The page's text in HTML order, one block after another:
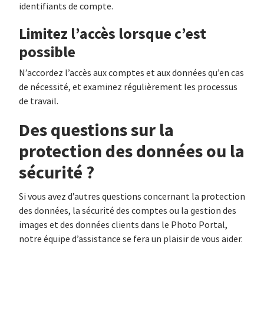
identifiants de compte.
Limitez l’accès lorsque c’est
possible
N’accordez l’accès aux comptes et aux données qu’en cas
de nécessité, et examinez régulièrement les processus
de travail.
Des questions sur la
protection des données ou la
sécurité ?
Si vous avez d’autres questions concernant la protection
des données, la sécurité des comptes ou la gestion des
images et des données clients dans le Photo Portal,
notre équipe d’assistance se fera un plaisir de vous aider.